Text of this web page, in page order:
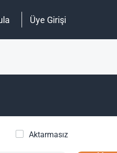
Üye Girişi
Aktarmasız